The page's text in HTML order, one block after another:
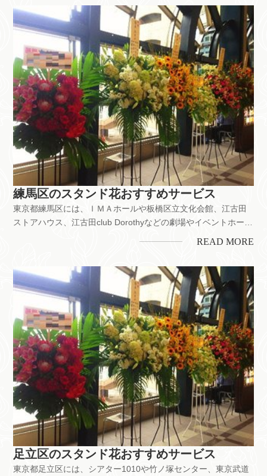
ビス内容に多少の違...
練馬区のスタンド花おすすめサービス
東京都練馬区には、ＩＭＡホールや板橋区立文化会館、江古田
ストアハウス、江古田club Dorothyなどの劇場やイベントホー
以上。...
READ MORE
足立区のスタンド花おすすめサービス
東京都足立区には、シアター1010や竹ノ塚センター、東京武道